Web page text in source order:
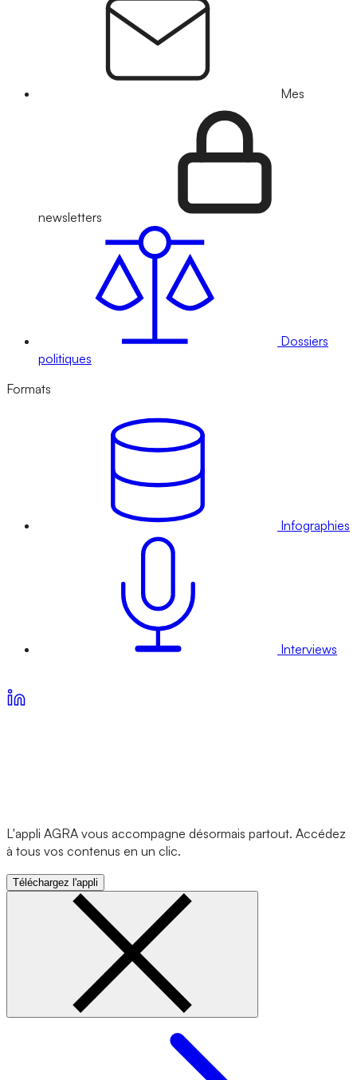
Mes
newsletters
Dossiers
politiques
Formats
Infographies
Interviews
L'appli AGRA vous accompagne désormais partout. Accédez
à tous vos contenus en un clic.
Téléchargez l'appli